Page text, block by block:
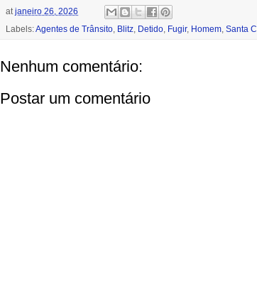
at janeiro 26, 2026
Labels:Agentes de Trânsito Blitz Detido Fugir, Homem Santa
Nenhum comentário:
Postar um comentário